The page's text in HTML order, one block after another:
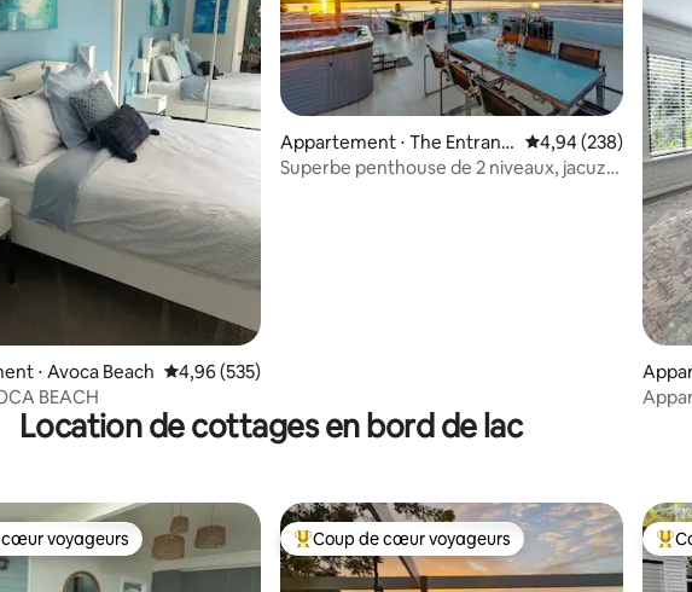
base de 283 commentaires : 4,97 sur 5
⋅ Avoca Beach Évaluation moyenne sur la base de 535 commentaires : 4,96 sur
4,96 (535)
BEACH
Appartement ⋅ The Entranc
e
Évaluation
4,94 (238)
Superbe penthouse de 2 niveaux, jacuzzi
e
Location de cottages en bord de lac
voyageurs
voyageurs Coups de cœur voyageurs les plus appréciés
Coup de cœur voyageurs